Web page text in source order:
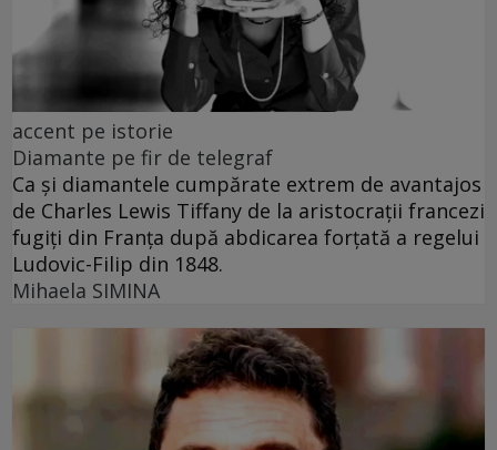
accent pe istorie
Diamante pe fir de telegraf
Ca și diamantele cumpărate extrem de avantajos
de Charles Lewis Tiffany de la aristocrații francezi
fugiți din Franța după abdicarea forțată a regelui
Ludovic-Filip din 1848.
Mihaela SIMINA